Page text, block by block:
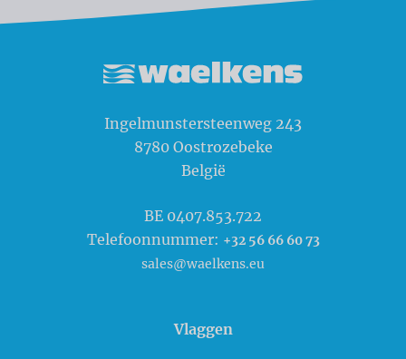
Ingelmunstersteenweg 243
8780 Oostrozebeke
België
BE 0407.853.722
Telefoonnummer: +32 56 66 60 73
sales@waelkens.eu
Vlaggen